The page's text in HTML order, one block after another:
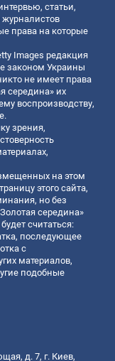
статьи,
права на которые
Images редакция
законом Украины
не имеет права
середина» их
воспроизводству,
зрения,
на этом
этого сайта,
но без
середина»
считаться:
последующее
с
материалов,
подобные
д. 7, г. Киев,